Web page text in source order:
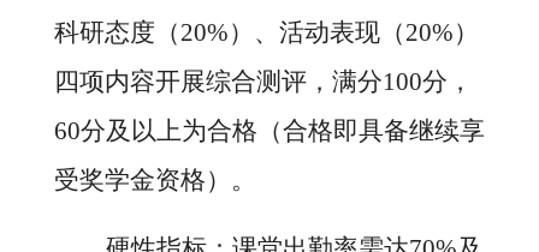
科研态度（20%）、活动表现（20%）
四项内容开展综合测评，满分100分，
60分及以上为合格（合格即具备继续享
受奖学金资格）。